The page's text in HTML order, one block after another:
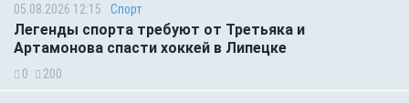
05.08.2026 12:15 Спорт
Легенды спорта требуют от Третьяка и
Артамонова спасти хоккей в Липецке
0 200